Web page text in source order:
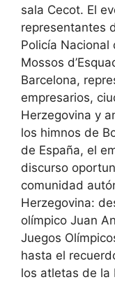
sala Cecot. El
representantes
Policía Nacional
Mossos
Barcelona,
empresarios,
Herzegovina y
los himnos de
de España, el
discurso
comunidad
Herzegovina:
olímpico Juan
Juegos
hasta el
los atletas de la